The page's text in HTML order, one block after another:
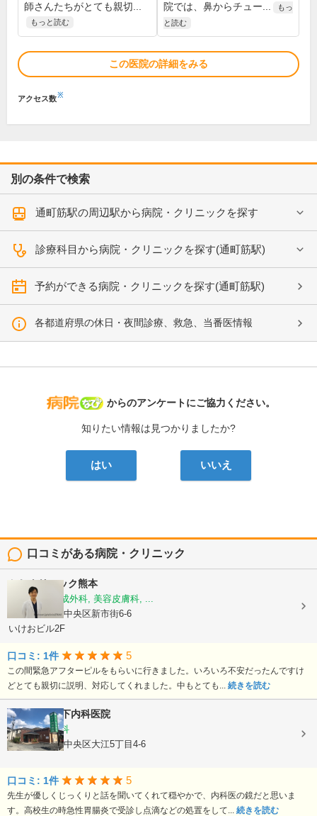
師さんたちがとても親切...
もっと読む
院では、鼻からチュー...
もっ
と読む
この医院の詳細をみる
アクセス数※
別の条件で検索
通町筋駅の周辺駅から病院・クリニックを探す
診療科目から病院・クリニックを探す(通町筋駅)
予約ができる病院・クリニックを探す(通町筋駅)
各都道府県の休日・夜間診療、救急、当番医情報
病院なび
からのアンケートにご協力ください。
知りたい情報は見つかりましたか?
はい いいえ
口コミがある病院・クリニック
かじクリニック熊本
美容外科, 形成外科, 美容皮膚科, ...
熊本県熊本市中央区新市街6-6
いけおビル2F
口コミ: 1件 5
この間緊急アフターピルをもらいに行きました。いろいろ不安だったんですけ
どとても親切に説明、対応してくれました。中もとても... 続きを読む
医療法人竹下内科医院
内科, 胃腸内科
熊本県熊本市中央区大江5丁目4-6
口コミ: 1件 5
先生が優しくじっくりと話を聞いてくれて穏やかで、内科医の鏡だと思いま
す。高校生の時急性胃腸炎で受診し点滴などの処置をして... 続きを読む